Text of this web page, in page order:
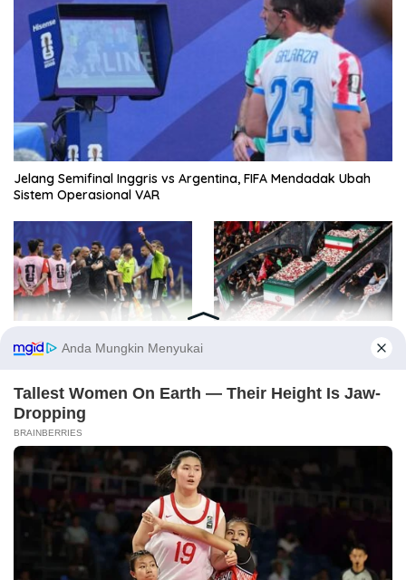
Jelang Semifinal Inggris vs Argentina, FIFA Mendadak Ubah
Sistem Operasional VAR
Mesir “Disingkirkan” Wasit
dari Piala Dunia Usai Tiga